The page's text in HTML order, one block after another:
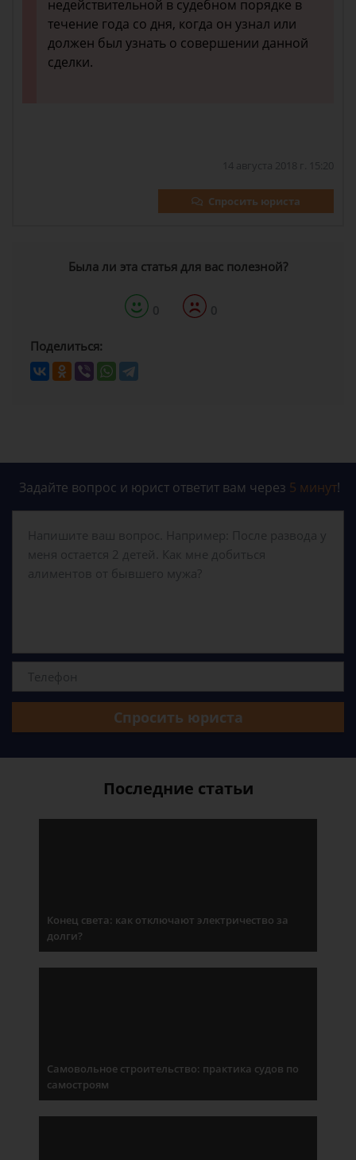
недействительной в судебном порядке в
течение года со дня, когда он узнал или
должен был узнать о совершении данной
сделки.
14 августа 2018 г. 15:20
Спросить юриста
Была ли эта статья для вас полезной?
0 0
Поделиться:
Задайте вопрос и юрист ответит вам через 5 минут!
Спросить юриста
Последние статьи
Конец света: как отключают электричество за
долги?
Самовольное строительство: практика судов по
самостроям